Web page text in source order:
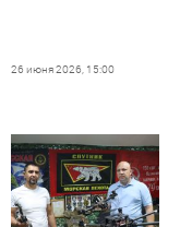
26 июня 2026, 15:00